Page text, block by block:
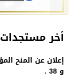
أخر مستجدات
و 38 .